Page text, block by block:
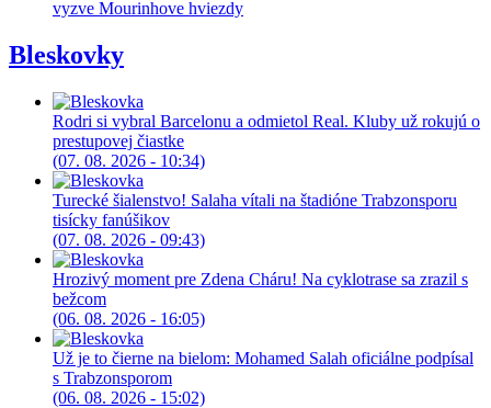
vyzve Mourinhove hviezdy
Bleskovky
Rodri si vybral Barcelonu a odmietol Real. Kluby už rokujú o
prestupovej čiastke
(07. 08. 2026 - 10:34)
Turecké šialenstvo! Salaha vítali na štadióne Trabzonsporu
tisícky fanúšikov
(07. 08. 2026 - 09:43)
Hrozivý moment pre Zdena Cháru! Na cyklotrase sa zrazil s
bežcom
(06. 08. 2026 - 16:05)
Už je to čierne na bielom: Mohamed Salah oficiálne podpísal
s Trabzonsporom
(06. 08. 2026 - 15:02)